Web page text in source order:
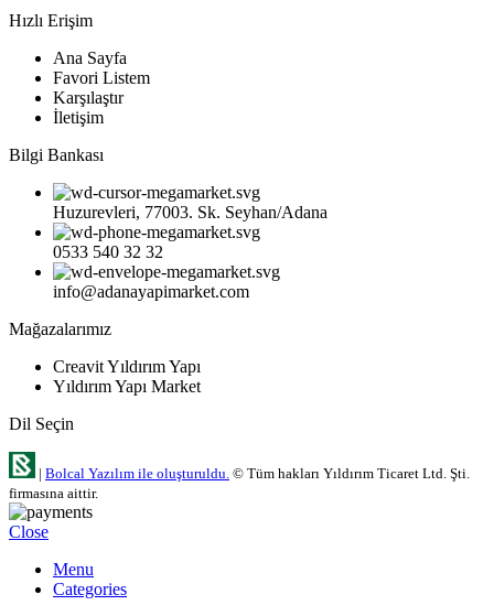
Hızlı Erişim
Ana Sayfa
Favori Listem
Karşılaştır
İletişim
Bilgi Bankası
Huzurevleri, 77003. Sk. Seyhan/Adana
0533 540 32 32
info@adanayapimarket.com
Mağazalarımız
Creavit Yıldırım Yapı
Yıldırım Yapı Market
Dil Seçin
| Bolcal Yazılım ile oluşturuldu. © Tüm hakları Yıldırım Ticaret Ltd. Şti.
firmasına aittir.
Close
Menu
Categories